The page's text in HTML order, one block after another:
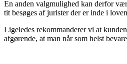
En anden valgmulighed kan derfor
tit besøges af jurister der er inde i
Ligeledes rekommanderer vi at
afgørende, at man når som helst